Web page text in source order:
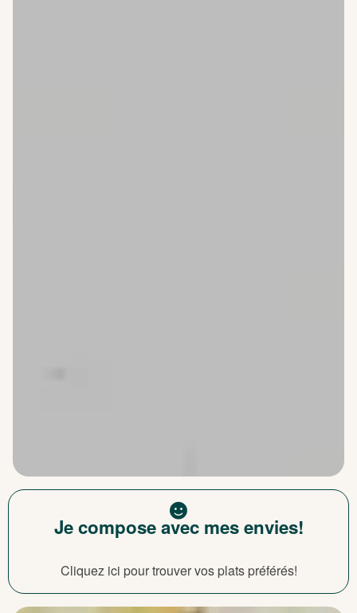
Je compose avec mes envies!
Cliquez ici pour trouver vos plats préférés!